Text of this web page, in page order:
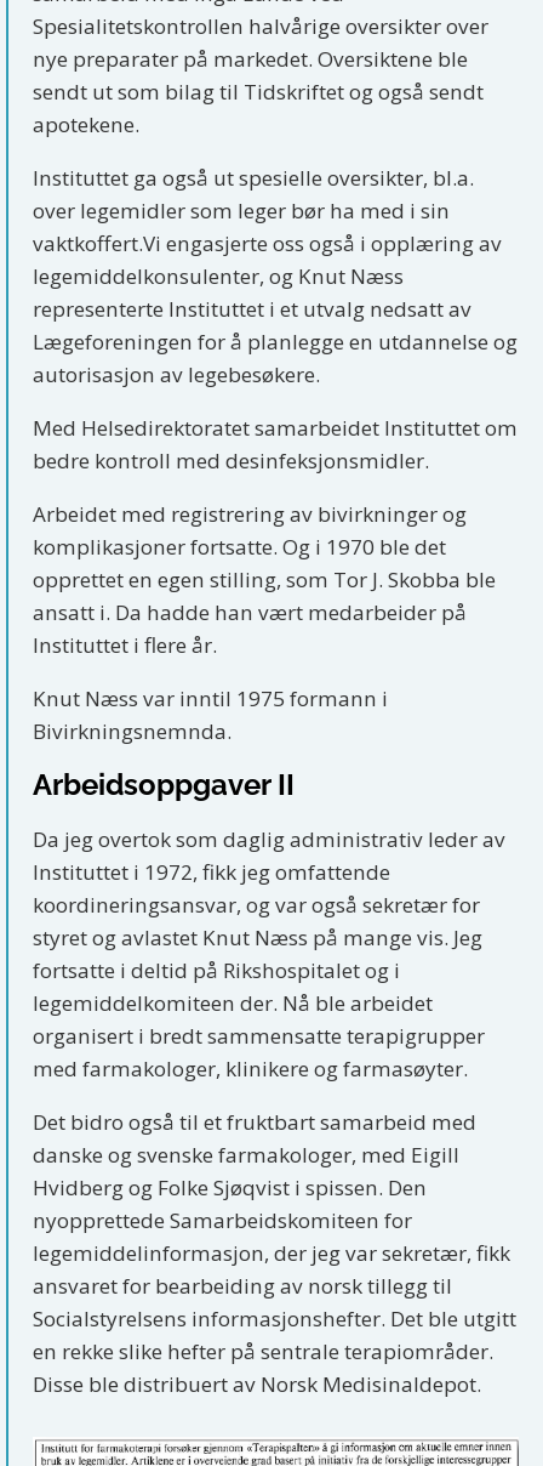
Spesialitetskontrollen halvårige oversikter over
nye preparater på markedet. Oversiktene ble
sendt ut som bilag til Tidskriftet og også sendt
apotekene.
Instituttet ga også ut spesielle oversikter, bl.a.
over legemidler som leger bør ha med i sin
vaktkoffert.Vi engasjerte oss også i opplæring av
legemiddelkonsulenter, og Knut Næss
representerte Instituttet i et utvalg nedsatt av
Lægeforeningen for å planlegge en utdannelse og
autorisasjon av legebesøkere.
Med Helsedirektoratet samarbeidet Instituttet om
bedre kontroll med desinfeksjonsmidler.
Arbeidet med registrering av bivirkninger og
komplikasjoner fortsatte. Og i 1970 ble det
opprettet en egen stilling, som Tor J. Skobba ble
ansatt i. Da hadde han vært medarbeider på
Instituttet i flere år.
Knut Næss var inntil 1975 formann i
Bivirkningsnemnda.
Arbeidsoppgaver II
Da jeg overtok som daglig administrativ leder av
Instituttet i 1972, fikk jeg omfattende
koordineringsansvar, og var også sekretær for
styret og avlastet Knut Næss på mange vis. Jeg
fortsatte i deltid på Rikshospitalet og i
legemiddelkomiteen der. Nå ble arbeidet
organisert i bredt sammensatte terapigrupper
med farmakologer, klinikere og farmasøyter.
Det bidro også til et fruktbart samarbeid med
danske og svenske farmakologer, med Eigill
Hvidberg og Folke Sjøqvist i spissen. Den
nyopprettede Samarbeidskomiteen for
legemiddelinformasjon, der jeg var sekretær, fikk
ansvaret for bearbeiding av norsk tillegg til
Socialstyrelsens informasjonshefter. Det ble utgitt
en rekke slike hefter på sentrale terapiområder.
Disse ble distribuert av Norsk Medisinaldepot.